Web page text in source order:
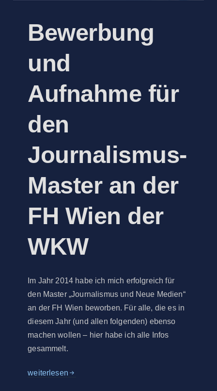
Bewerbung
und
Aufnahme für
den
Journalismus-
Master an der
FH Wien der
WKW
Im Jahr 2014 habe ich mich erfolgreich für
den Master „Journalismus und Neue Medien“
an der FH Wien beworben. Für alle, die es in
diesem Jahr (und allen folgenden) ebenso
machen wollen – hier habe ich alle Infos
gesammelt.
Bewerbung und Aufnahme für den Journalismus-
weiterlesen